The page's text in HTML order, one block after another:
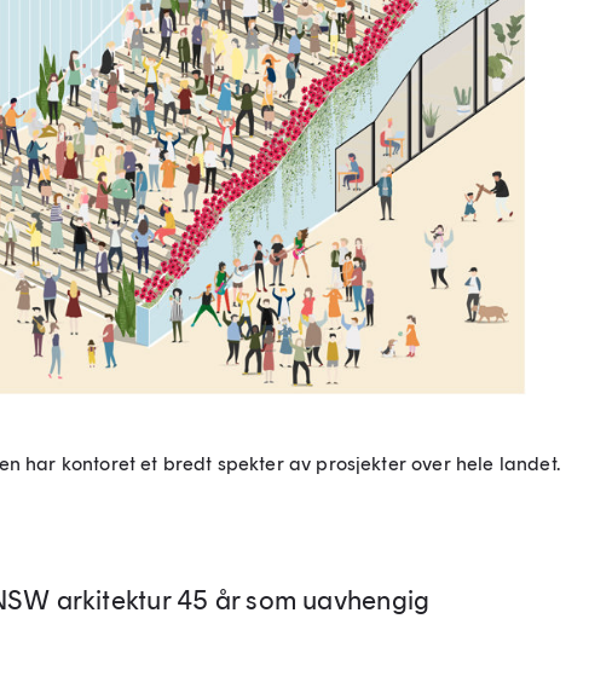
har kontoret et bredt spekter av prosjekter over hele landet.
arkitektur 45 år som uavhengig